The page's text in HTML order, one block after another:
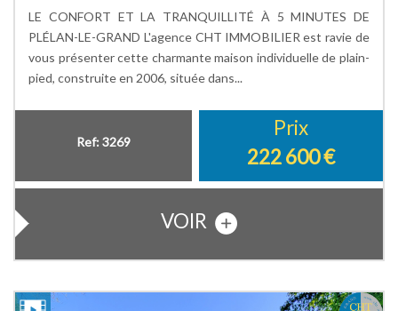
LE CONFORT ET LA TRANQUILLITÉ À 5 MINUTES DE
PLÉLAN-LE-GRAND L'agence CHT IMMOBILIER est ravie de
vous présenter cette charmante maison individuelle de plain-
pied, construite en 2006, située dans...
Ref: 3269
Prix
222 600€
VOIR